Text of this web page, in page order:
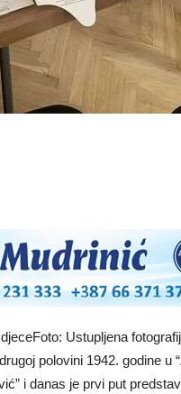
Ustupljena
polovini 1942. godine u
i danas je prvi put